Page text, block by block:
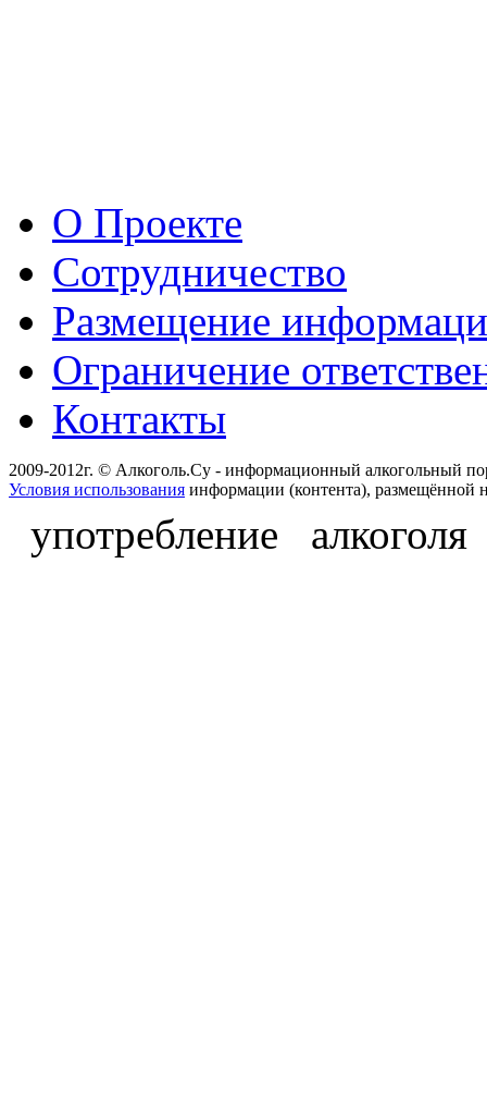
О Проекте
Сотрудничество
Размещение
Ограничение
Контакты
2009-2012г. © Алкоголь.Су - информационный алкогольный
Условия использования информации (контента), размещённой
употребление